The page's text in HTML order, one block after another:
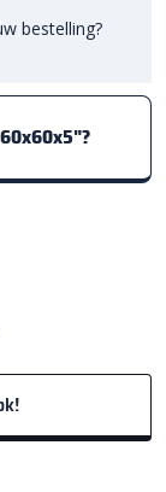
bestelling?